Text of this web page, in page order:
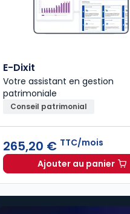
E-Dixit
Votre assistant en gestion
patrimoniale
Conseil patrimonial
265,20 € TTC/mois
Ajouter au panier
E-Dixit à